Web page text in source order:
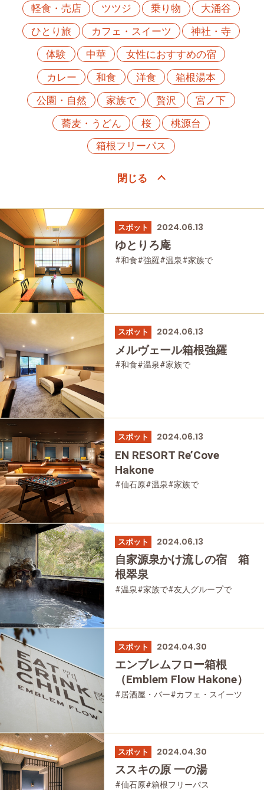
軽食・売店
ツツジ 乗り物
大涌谷
ひとり旅
カフェ・スイーツ
神社・寺
体験
中華
女性におすすめの宿
カレー
和食 洋食
箱根湯本
公園・自然
家族で 贅沢
宮ノ下
蕎麦・うどん
桜
桃源台
箱根フリーパス
スポット 2024.06.13
ゆとりろ庵
#和食#強羅#温泉#家族で
スポット 2024.06.13
メルヴェール箱根強羅
#和食#温泉#家族で
スポット 2024.06.13
EN RESORT Re’Cove
Hakone
#仙石原#温泉#家族で
スポット 2024.06.13
自家源泉かけ流しの宿 箱
根翠泉
#温泉#家族で#友人グループで
スポット 2024.04.30
エンブレムフロー箱根
（Emblem Flow Hakone）
#居酒屋・バー#カフェ・スイーツ
スポット 2024.04.30
ススキの原 一の湯
#仙石原#箱根フリーパス